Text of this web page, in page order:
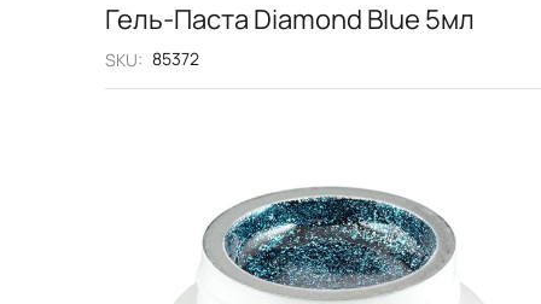
Гель-Паста Diamond Blue 5мл
SKU 85372